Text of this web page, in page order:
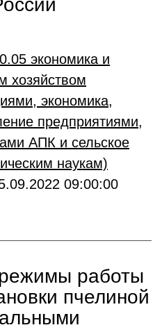
экономика и
хозяйством
экономика,
предприятиями,
АПК и сельское
наукам)
09:00:00
работы
пчелиной